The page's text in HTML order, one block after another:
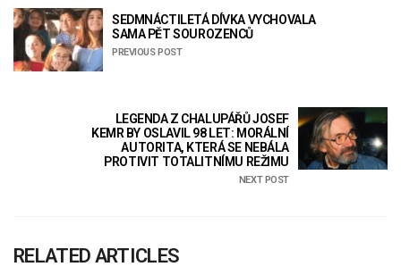
SEDMNÁCTILETÁ DÍVKA VYCHOVALA
SAMA PĚT SOUROZENCŮ
PREVIOUS POST
LEGENDA Z CHALUPÁŘŮ JOSEF
KEMR BY OSLAVIL 98 LET: MORÁLNÍ
AUTORITA, KTERÁ SE NEBÁLA
PROTIVIT TOTALITNÍMU REŽIMU
NEXT POST
RELATED ARTICLES